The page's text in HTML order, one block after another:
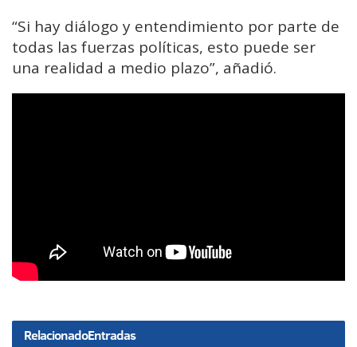
“Si hay diálogo y entendimiento por parte de
todas las fuerzas políticas, esto puede ser
una realidad a medio plazo”, añadió.
RelacionadoEntradas